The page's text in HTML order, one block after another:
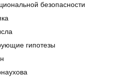
безопасности
гипотезы